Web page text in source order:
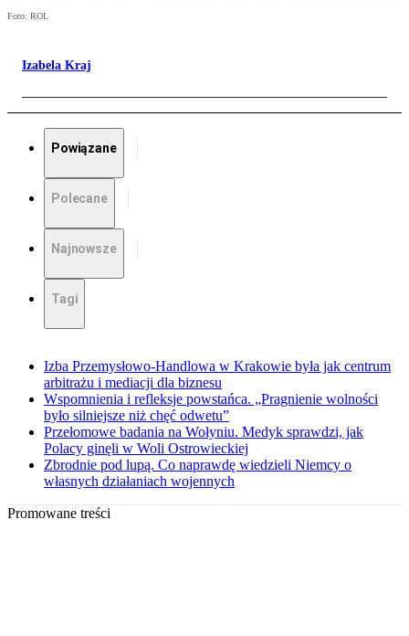
Foto: ROL
Izabela Kraj
Powiązane
Polecane
Najnowsze
Tagi
Izba Przemysłowo-Handlowa w Krakowie była jak centrum
arbitrażu i mediacji dla biznesu
Wspomnienia i refleksje powstańca. „Pragnienie wolności
było silniejsze niż chęć odwetu”
Przełomowe badania na Wołyniu. Medyk sprawdzi, jak
Polacy ginęli w Woli Ostrowieckiej
Zbrodnie pod lupą. Co naprawdę wiedzieli Niemcy o
własnych działaniach wojennych
Promowane treści